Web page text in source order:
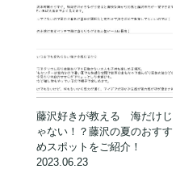
藤沢好きが教える 海だけじ
ゃない！？藤沢の夏のおすす
めスポットをご紹介！
2023.06.23